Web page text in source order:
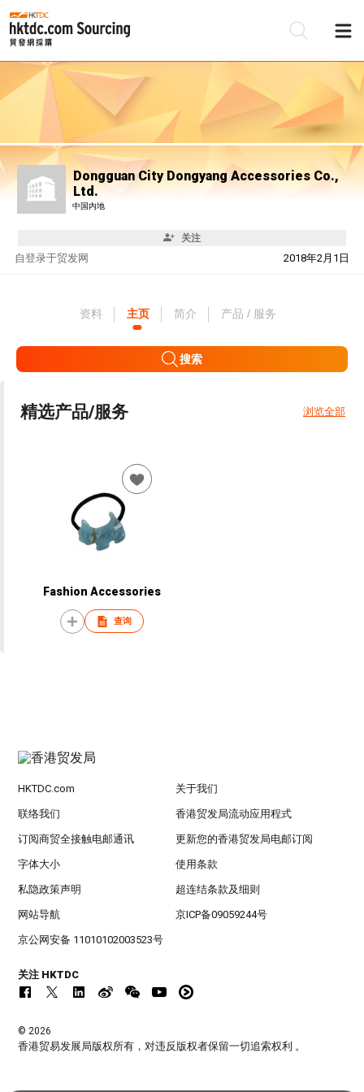
Dongguan City Dongyang Accessories Co.,
Ltd.
中国内地
关注
自 2018年2月1日
登录于贸发网
资料 主页 简介 产品 / 服务
搜索
精选产品/服务 浏览全部
Fashion Accessories
查询
HKTDC.com 关于我们
联络我们 香港贸发局流动应用程式
订阅商贸全接触电邮通讯 更新您的香港贸发局电邮订阅
字体大小 使用条款
私隐政策声明 超连结条款及细则
网站导航 京ICP备09059244号
京公网安备 11010102003523号
关注 HKTDC
© 2026
香港贸易发展局版权所有，对违反版权者保留一切追索权利 。